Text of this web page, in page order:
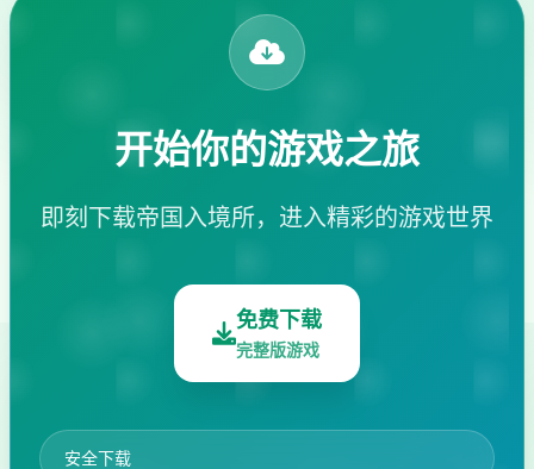
开始你的游戏之旅
即刻下载帝国入境所，进入精彩的游戏世界
免费下载
完整版游戏
安全下载